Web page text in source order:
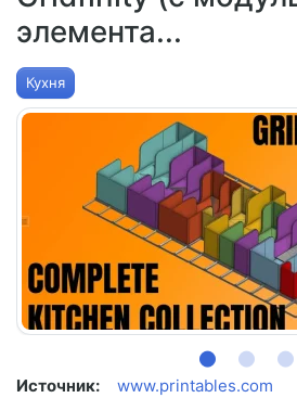
элемента...
Кухня
Источник:
www.printables.com